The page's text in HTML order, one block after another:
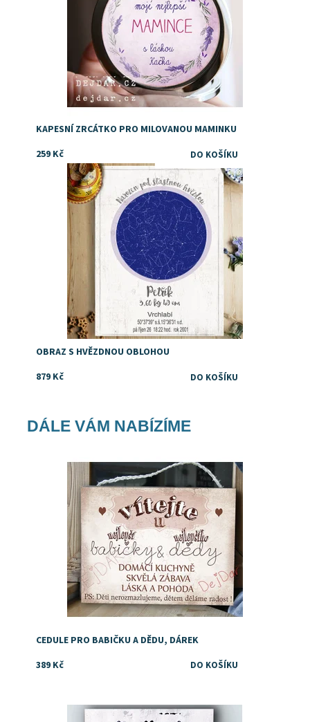
KAPESNÍ ZRCÁTKO PRO MILOVANOU MAMINKU
259 Kč
Darujte výjimečný dárek k narození mimika. Obraz s
mapou hvězdné oblohy
Dostupnost:
Skladem
OBRAZ S HVĚZDNOU OBLOHOU
879 Kč
DÁLE VÁM NABÍZÍME
CEDULE PRO BABIČKU A DĚDU, DÁREK
389 Kč
Dostupnost: Skladem